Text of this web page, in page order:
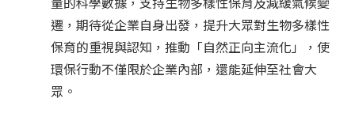
遷，期待從企業自身出發，提升大眾對生物多樣性
保育的重視與認知，推動「自然正向主流化」，使
環保行動不僅限於企業內部，還能延伸至社會大
眾。